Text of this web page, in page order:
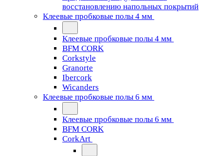
восстановлению напольных покрытий
Клеевые пробковые полы 4 мм
Клеевые пробковые полы 4 мм
BFM CORK
Corkstyle
Granorte
Ibercork
Wicanders
Клеевые пробковые полы 6 мм
Клеевые пробковые полы 6 мм
BFM CORK
CorkArt